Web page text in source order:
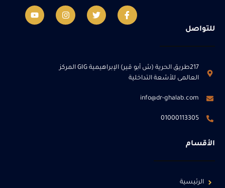
للتواصل
217طريق الحرية (ش أبو قير) الإبراهيمية GIG المركز
العالمى للأشعة التداخلية
info@dr-ghalab.com
01000113305
الأقسام
الرئيسية